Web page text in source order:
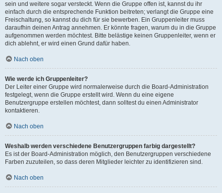
sein und weitere sogar versteckt. Wenn die Gruppe offen ist, kannst du ihr
einfach durch die entsprechende Funktion beitreten; verlangt die Gruppe eine
Freischaltung, so kannst du dich für sie bewerben. Ein Gruppenleiter muss
daraufhin deinen Antrag annehmen. Er könnte fragen, warum du in die Gruppe
aufgenommen werden möchtest. Bitte belästige keinen Gruppenleiter, wenn er
dich ablehnt, er wird einen Grund dafür haben.
Nach oben
Wie werde ich Gruppenleiter?
Der Leiter einer Gruppe wird normalerweise durch die Board-Administration
festgelegt, wenn die Gruppe erstellt wird. Wenn du eine eigene
Benutzergruppe erstellen möchtest, dann solltest du einen Administrator
kontaktieren.
Nach oben
Weshalb werden verschiedene Benutzergruppen farbig dargestellt?
Es ist der Board-Administration möglich, den Benutzergruppen verschiedene
Farben zuzuteilen, so dass deren Mitglieder leichter zu identifizieren sind.
Nach oben